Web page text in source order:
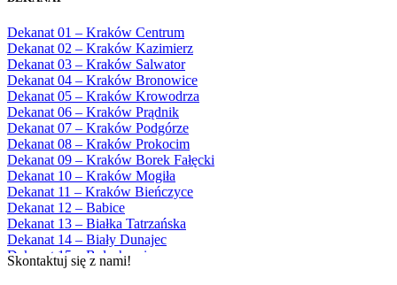
1985
1986
1987
1988
1989
1990
1991
1992
1993
1994
1995
1996
1997
1998
1999
2000
Bęczarka, Parafia Matki Boskiej
Będkowice, Parafia Najświętszej Maryi
Panny Królowej
Białka Górna, Parafia Matki Bożej
Królowej Rodzin
Białka Tatrzańska, Parafia Świętych
Apostołów Szymona i Judy Tadeusza
Biały Dunajec, Parafia Matki Bożej
Królowej Aniołów
Biały Kościół, Parafia św. Mikołaja
Bibice, Parafia Matki Bożej Nieustającej
Pomocy
Bieńkówka, Parafia Przenajświętszej Trójcy
Biertowice, Parafia Matki Bożej
Różańcowej
Biórków Wielki, Parafia Wniebowzięcia
Dekanat 01 – Kraków Centrum
Dekanat 02 – Kraków Kazimierz
Dekanat 03 – Kraków Salwator
Dekanat 04 – Kraków Bronowice
Dekanat 05 – Kraków Krowodrza
Dekanat 06 – Kraków Prądnik
Dekanat 07 – Kraków Podgórze
Dekanat 08 – Kraków Prokocim
Dekanat 09 – Kraków Borek Fałęcki
Dekanat 10 – Kraków Mogiła
Dekanat 11 – Kraków Bieńczyce
Dekanat 12 – Babice
Dekanat 13 – Białka Tatrzańska
Dekanat 14 – Biały Dunajec
Dekanat 15 – Bolechowice
Dekanat 16 – Chrzanów
Skontaktuj się z nami!